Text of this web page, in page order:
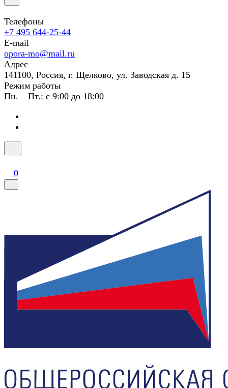
Телефоны
+7 495 644-25-44
E-mail
opora-mo@mail.ru
Адрес
141100, Россия, г. Щелково, ул. Заводская д. 15
Режим работы
Пн. – Пт.: с 9:00 до 18:00
0